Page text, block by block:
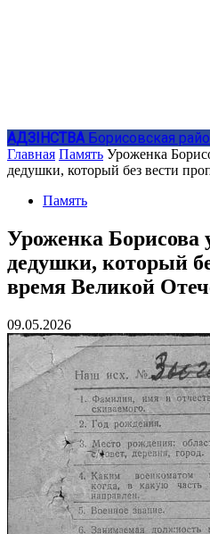
АДЗIНСТВА Борисовская
Главная Память Уроженка
дедушки, который без вести
Память
Уроженка Борисова
дедушки, который
время Великой
09.05.2026